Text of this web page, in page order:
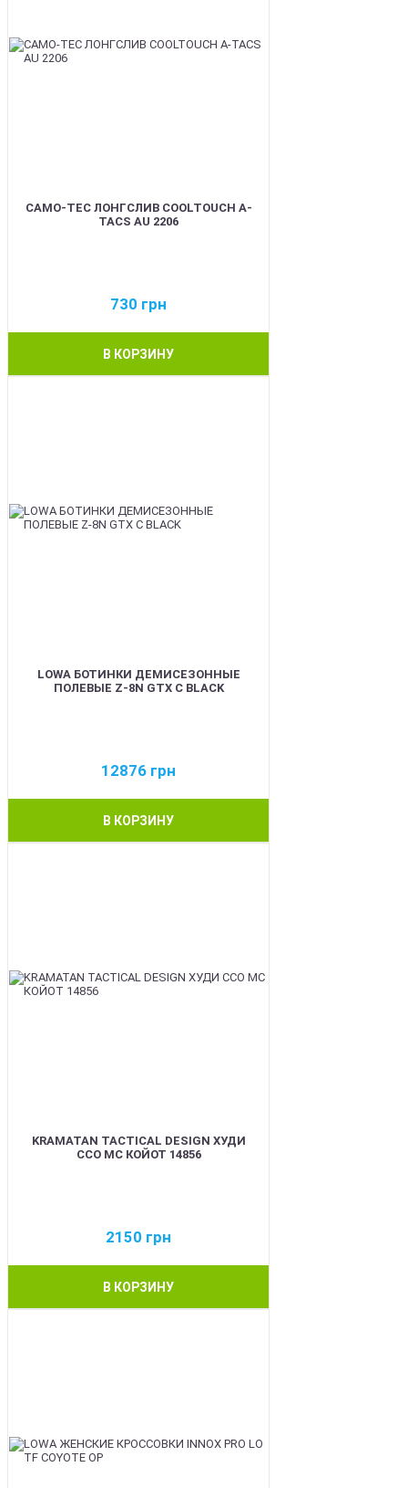
CAMO-TEC ЛОНГСЛИВ COOLTOUCH A-
TACS AU 2206
730 грн
В КОРЗИНУ
LOWA БОТИНКИ ДЕМИСЕЗОННЫЕ
ПОЛЕВЫЕ Z-8N GTX C BLACK
12876 грн
В КОРЗИНУ
KRAMATAN TACTICAL DESIGN ХУДИ
ССО МС КОЙОТ 14856
2150 грн
В КОРЗИНУ